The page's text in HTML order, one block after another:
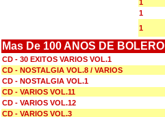
1
1
1
Mas De 100 ANOS DE BOLERO
CD - 30 EXITOS VARIOS VOL.1
CD - NOSTALGIA VOL.8 / VARIOS
CD - NOSTALGIA VOL.1
CD - VARIOS VOL.11
CD - VARIOS VOL.12
CD - VARIOS VOL.3